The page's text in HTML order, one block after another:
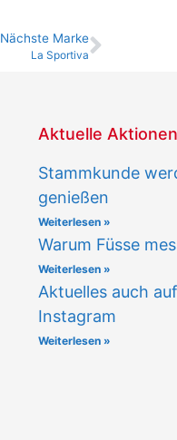
Nächste Marke
La Sportiva
Aktuelle Aktionen
Stammkunde
genießen
Weiterlesen »
Warum Füsse
Weiterlesen »
Aktuelles auch
Instagram
Weiterlesen »